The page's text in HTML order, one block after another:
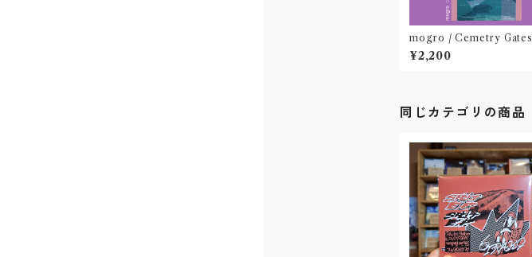
mogro / Cemetry Gates
¥2,200
同じカテゴリの商品